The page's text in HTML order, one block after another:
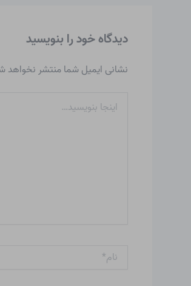
دیدگاه‌ خود را بنویسید
نشانی ایمیل شما منتشر نخواهد
بنویسید…